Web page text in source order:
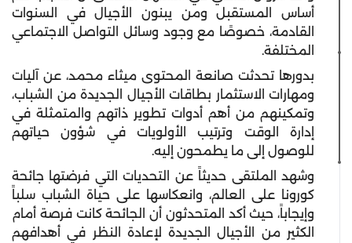
أساس المستقبل ومن يبنون الأجيال في السنوات
القادمة، خصوصًا مع وجود وسائل التواصل الاجتماعي
المختلفة.
بدورها تحدثت صانعة المحتوى ميثاء محمد، عن آليات
ومهارات الاستثمار بطاقات الأجيال الجديدة من الشباب،
وتمكينهم من أهم أدوات تطوير ذاتهم والمتمثلة في
إدارة الوقت وترتيب الأولويات في شؤون حياتهم
للوصول إلى ما يطمحون إليه.
وشهد الملتقى حديثاً عن التحديات التي فرضتها جائحة
كورونا على العالم، وانعكاسها على حياة الشباب سلباً
وإيجاباً، حيث أكد المتحدثون أن الجائحة كانت فرصة أمام
الكثير من الأجيال الجديدة لإعادة النظر في أهدافهم